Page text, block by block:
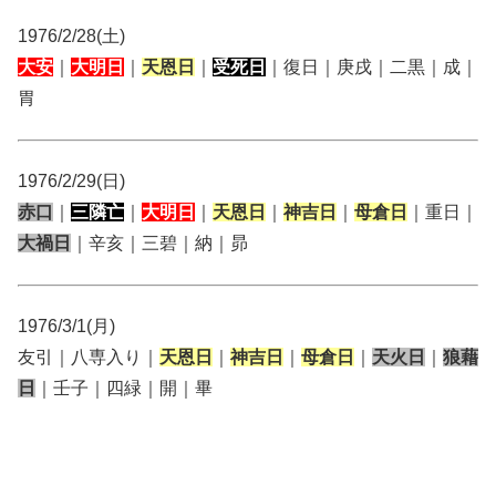
1976/2/28(土)
大安
大明日 天恩日 受死日
｜復日｜庚戌｜二黒｜成｜
胃
1976/2/29(日)
赤口
三隣亡 大明日 天恩日 神吉日 母倉日
｜重日｜
大禍日
｜辛亥｜三碧｜納｜昴
1976/3/1(月)
友引｜八専入り｜ 天恩日 神吉日 母倉日 天火日
狼藉
日
｜壬子｜四緑｜開｜畢